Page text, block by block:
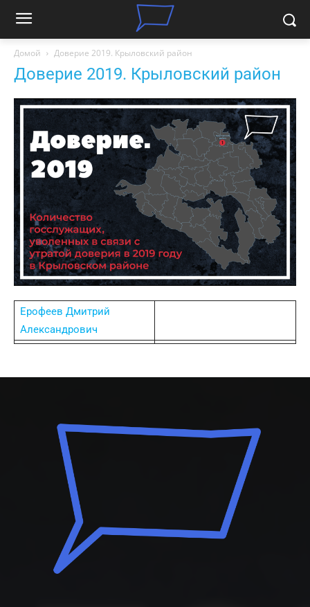
Домой Доверие 2019. Крыловский район
Доверие 2019. Крыловский район
Ерофеев Дмитрий
Александрович